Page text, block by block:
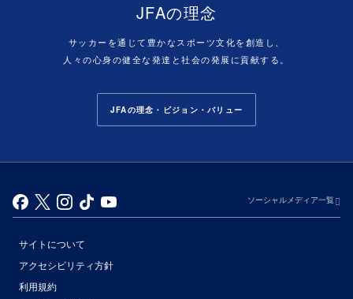
JFAの理念
サッカーを通じて豊かなスポーツ文化を創造し、
人々の心身の健全な発達と社会の発展に貢献する。
JFAの理念・ビジョン・バリュー
ソーシャルメディア一覧
サイトについて
アクセシビリティ方針
利用規約